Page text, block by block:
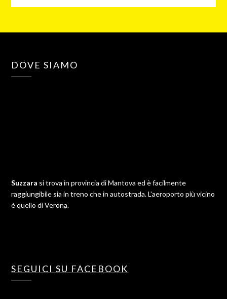
DOVE SIAMO
Suzzara si trova in provincia di Mantova ed è facilmente
raggiungibile sia in treno che in autostrada. L'aeroporto più vicino
è quello di Verona.
SEGUICI SU FACEBOOK